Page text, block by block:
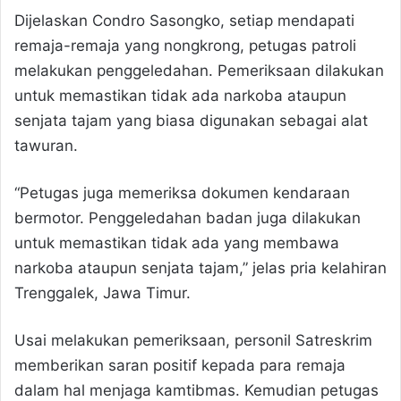
Dijelaskan Condro Sasongko, setiap mendapati
remaja-remaja yang nongkrong, petugas patroli
melakukan penggeledahan. Pemeriksaan dilakukan
untuk memastikan tidak ada narkoba ataupun
senjata tajam yang biasa digunakan sebagai alat
tawuran.
“Petugas juga memeriksa dokumen kendaraan
bermotor. Penggeledahan badan juga dilakukan
untuk memastikan tidak ada yang membawa
narkoba ataupun senjata tajam,” jelas pria kelahiran
Trenggalek, Jawa Timur.
Usai melakukan pemeriksaan, personil Satreskrim
memberikan saran positif kepada para remaja
dalam hal menjaga kamtibmas. Kemudian petugas